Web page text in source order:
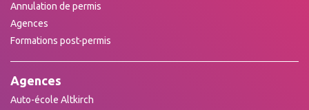
Annulation de permis
Agences
Formations post-permis
Agences
Auto-école Altkirch